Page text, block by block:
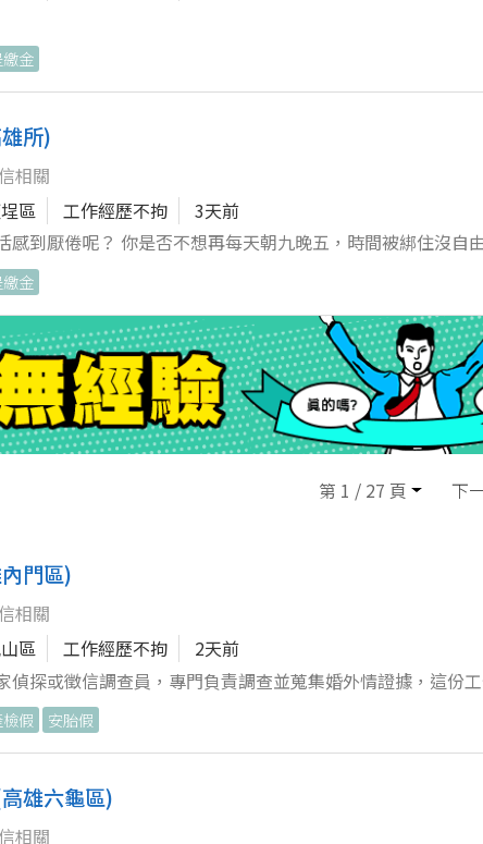
金
所)
相關
區 工作經歷不拘
3天前
感到厭倦呢？ 你是否不想再每天朝九晚五，時間被綁住沒自
業器材嗎？ 你想要上班像電
工作內容像不可能的任務般突破各種難境嗎？ 如果你有以下的特質： 1.對偵探有
物者 3.喜歡挑戰且愛好自由 4.比刀還尖銳的觀察力 5.比天大的
調查員工作內容初
不定時出差（必須配合公司派駐外地） 目前本公司福利如下: 1. 享勞保、健保、勞
品(過年、中秋、尾牙或春酒)。 3. 滿一年以上會提撥公司淨
溢門楣的話，不分男女，公司將致贈紅包10000元，以表祝
員工保險(團體意外保險)
可兼職去跑外送喔!本公司不會干涉＊ ＊上班地點以台南市為
金
第 1 / 27 頁 下
門區)
相關
區 工作經歷不拘
2天前
偵探或徵信調查員，專門負責調查並蒐集婚外情證據，這份
能夠隱蔽地拍攝或錄製對象的行
片、影片或錄音。 使用監控技術： 使用高科技設備（如微
關鍵的外遇行為。 線索分析： 對取得的各類資料進行分析
反法律，特別是隱私保護和
取得的證據若不合法，可能無法在法庭上使用，甚至可能面
假 安胎假
雄六龜區)
相關